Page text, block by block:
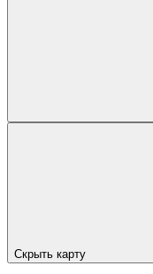
Скрыть карту